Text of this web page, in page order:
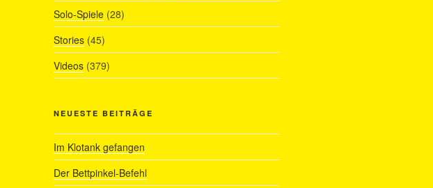
Solo-Spiele(28)
Stories(45)
Videos(379)
NEUESTE BEITRÄGE
Im Klotank gefangen
Der Bettpinkel-Befehl